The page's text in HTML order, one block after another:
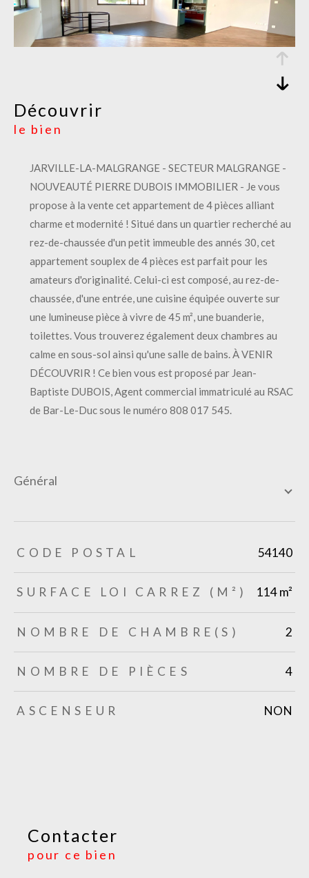
découvrir
le bien
JARVILLE-LA-MALGRANGE - SECTEUR MALGRANGE -
NOUVEAUTÉ PIERRE DUBOIS IMMOBILIER - Je vous
propose à la vente cet appartement de 4 pièces alliant
charme et modernité ! Situé dans un quartier recherché au
rez-de-chaussée d'un petit immeuble des annés 30, cet
appartement souplex de 4 pièces est parfait pour les
amateurs d'originalité. Celui-ci est composé, au rez-de-
chaussée, d'une entrée, une cuisine équipée ouverte sur
une lumineuse pièce à vivre de 45 m², une buanderie,
toilettes. Vous trouverez également deux chambres au
calme en sous-sol ainsi qu'une salle de bains. À VENIR
DÉCOUVRIR ! Ce bien vous est proposé par Jean-
Baptiste DUBOIS, Agent commercial immatriculé au RSAC
de Bar-Le-Duc sous le numéro 808 017 545.
général
TRAD_ZEPHYR_Caracteristique TRAD_ZEPHYR_Valeurs
CODE POSTAL 54140
SURFACE LOI CARREZ (M²) 114 m²
NOMBRE DE CHAMBRE(S) 2
NOMBRE DE PIÈCES 4
ASCENSEUR NON
Contacter
pour ce bien